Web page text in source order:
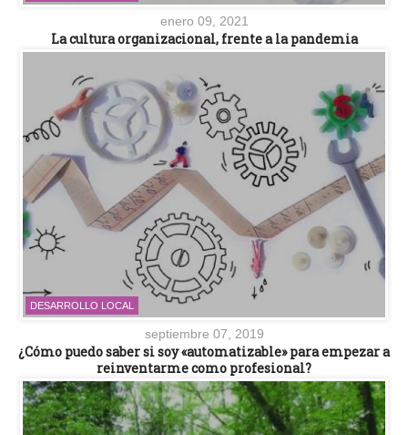
enero 09, 2021
La cultura organizacional, frente a la pandemia
DESARROLLO LOCAL
septiembre 07, 2019
¿Cómo puedo saber si soy «automatizable» para empezar a
reinventarme como profesional?